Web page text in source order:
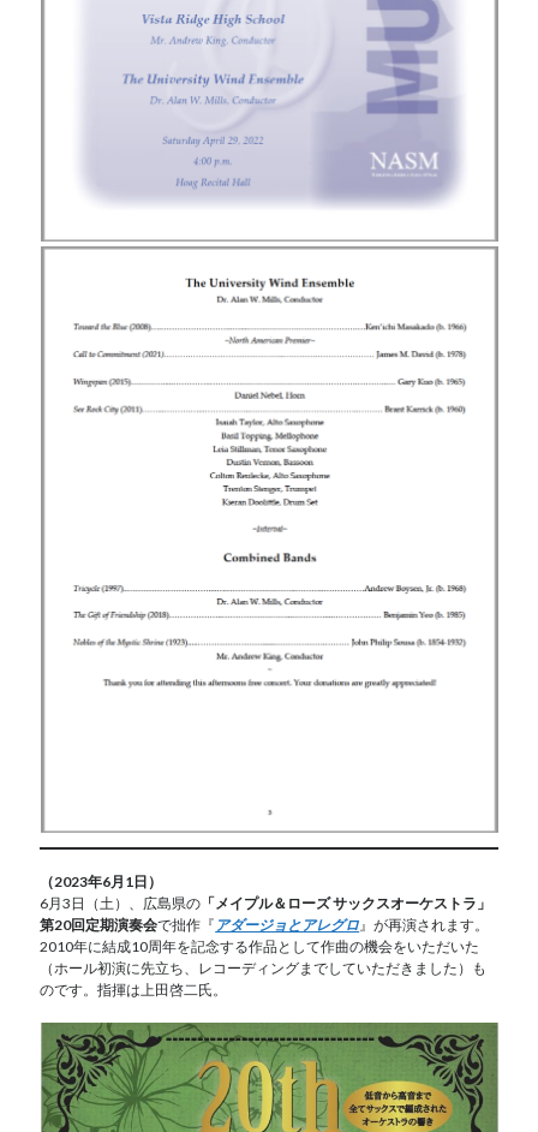
（2023年6月1日）
6月3日（土）、広島県の 「メイプル＆ローズ サックスオーケストラ」
第20回定期演奏会で拙作『 アダージョとアレグロ 』が再演されます。
2010年に結成10周年を記念する作品として作曲の機会をいただいた
（ホール初演に先立ち、レコーディングまでしていただきました）も
のです。指揮は上田啓二氏。